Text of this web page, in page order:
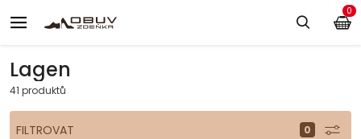
Lagen
41 produktů
FILTROVAT
0